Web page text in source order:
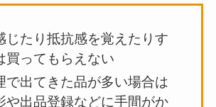
じたり抵抗感を覚えたりす
買ってもらえない
で出てきた品が多い場合は
や出品登録などに手間がか